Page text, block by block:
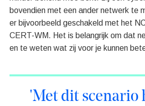
bovendien met een ander netwerk te
er bijvoorbeeld geschakeld met het
CERT-WM. Het is belangrijk om dat
en te weten wat zij voor je kunnen
'Met dit scenario